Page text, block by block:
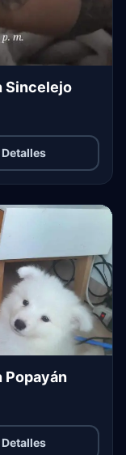
Sincelejo
Detalles
Popayán
Detalles